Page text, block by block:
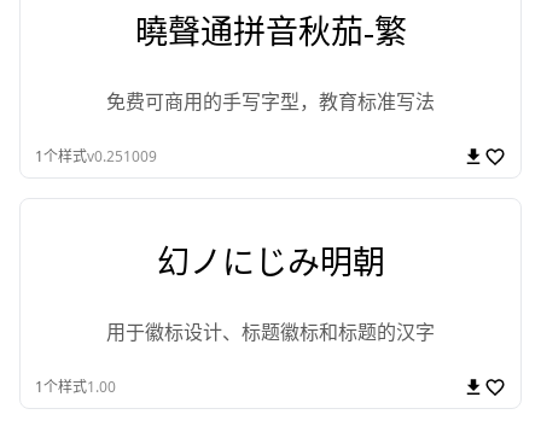
曉聲通拼音秋茄-繁
免费可商用的手写字型，教育标准写法
1个样式v0.251009
幻ノにじみ明朝
用于徽标设计、标题徽标和标题的汉字
1个样式1.00